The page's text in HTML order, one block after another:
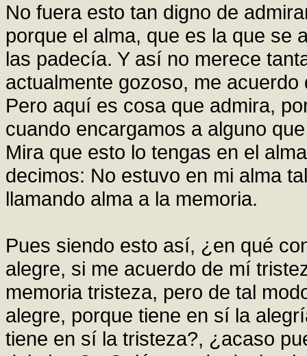
No fuera esto tan digno de
porque el alma, que es la que se
las padecía. Y así no merece
actualmente gozoso, me
Pero aquí es cosa que admira,
cuando encargamos a alguno
Mira que esto lo tengas en el
decimos: No estuvo en mi alma
llamando alma a la memoria.
Pues siendo esto así, ¿en qué
alegre, si me acuerdo de mí
memoria tristeza, pero de tal
alegre, porque tiene en sí la
tiene en sí la tristeza?, ¿acaso